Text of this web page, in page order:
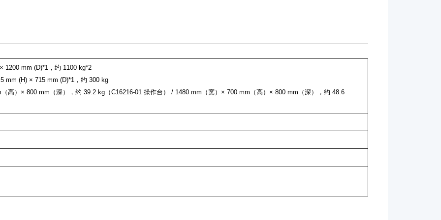
1200 mm (D)*1，约 1100 kg*2
mm (H) × 715 mm (D)*1，约 300 kg
高）× 800 mm（深），约 39.2 kg（C16216-01 操作台） / 1480 mm（宽）× 700 mm（高）× 800 mm（深），约 48.6